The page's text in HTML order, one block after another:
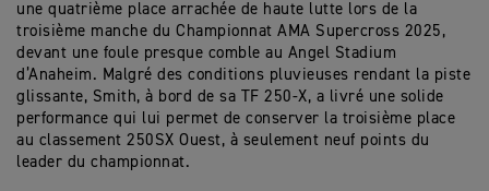
une quatrième place arrachée de haute lutte lors de la
troisième manche du Championnat AMA Supercross 2025,
devant une foule presque comble au Angel Stadium
d’Anaheim. Malgré des conditions pluvieuses rendant la piste
glissante, Smith, à bord de sa TF 250-X, a livré une solide
performance qui lui permet de conserver la troisième place
au classement 250SX Ouest, à seulement neuf points du
leader du championnat.